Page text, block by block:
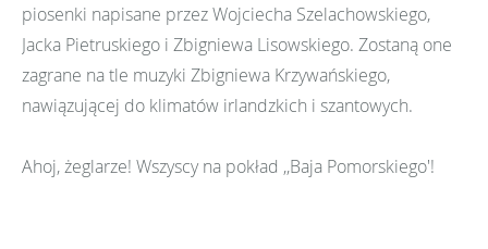
piosenki napisane przez Wojciecha Szelachowskiego,
Jacka Pietruskiego i Zbigniewa Lisowskiego. Zostaną one
zagrane na tle muzyki Zbigniewa Krzywańskiego,
nawiązującej do klimatów irlandzkich i szantowych.
Ahoj, żeglarze! Wszyscy na pokład ,,Baja Pomorskiego'!